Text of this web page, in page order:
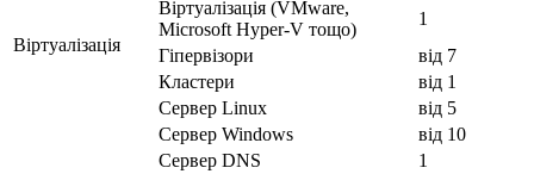
Віртуалізація
Віртуалізація (VMware,
Microsoft Hyper-V тощо)
1
Гіпервізори
від 7
Кластери
від 1
Сервер Linux
від 5
Сервер Windows
від 10
Сервер DNS
1